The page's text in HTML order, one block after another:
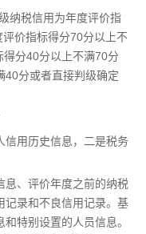
纳税信用为年度评价指
价指标得分70分以上不
分40分以上不满70分
40分或者直接判级确定
信用历史信息，二是税务
息、评价年度之前的纳税
记录和不良信用记录。基
特别设置的人员信息。